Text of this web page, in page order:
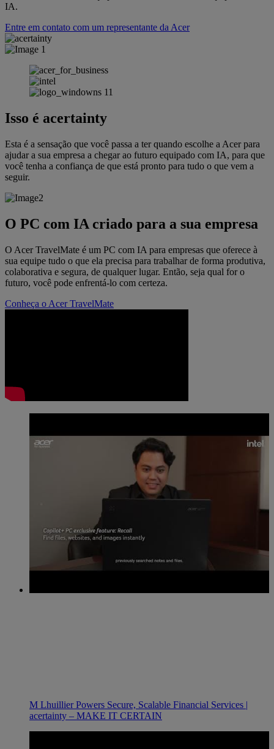
IA.
Entre em contato com um representante da Acer
Isso é acertainty
Esta é a sensação que você passa a ter quando escolhe a Acer para
ajudar a sua empresa a chegar ao futuro equipado com IA, para que
você tenha a confiança de que está pronto para tudo o que vem a
seguir.
O PC com IA criado para a sua empresa
O Acer TravelMate é um PC com IA para empresas que oferece à
sua equipe tudo o que ela precisa para trabalhar de forma produtiva,
colaborativa e segura, de qualquer lugar. Então, seja qual for o
futuro, você pode enfrentá-lo com certeza.
Conheça o Acer TravelMate
M Lhuillier Powers Secure, Scalable Financial Services |
acertainty – MAKE IT CERTAIN